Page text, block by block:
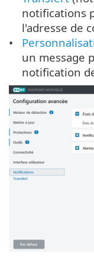
notifications
l'adresse de
un message
notification